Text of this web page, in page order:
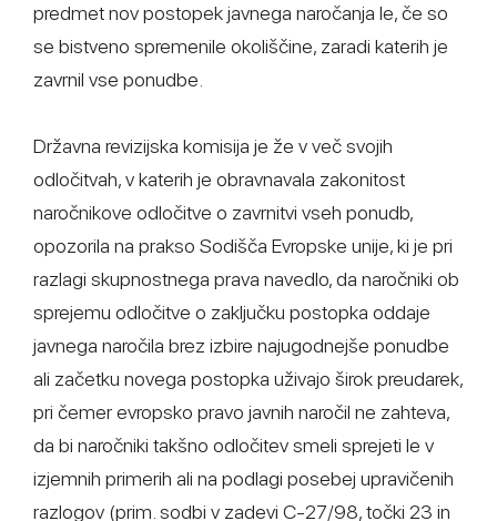
predmet nov postopek javnega naročanja le, če so
se bistveno spremenile okoliščine, zaradi katerih je
zavrnil vse ponudbe.
Državna revizijska komisija je že v več svojih
odločitvah, v katerih je obravnavala zakonitost
naročnikove odločitve o zavrnitvi vseh ponudb,
opozorila na prakso Sodišča Evropske unije, ki je pri
razlagi skupnostnega prava navedlo, da naročniki ob
sprejemu odločitve o zaključku postopka oddaje
javnega naročila brez izbire najugodnejše ponudbe
ali začetku novega postopka uživajo širok preudarek,
pri čemer evropsko pravo javnih naročil ne zahteva,
da bi naročniki takšno odločitev smeli sprejeti le v
izjemnih primerih ali na podlagi posebej upravičenih
razlogov (prim. sodbi v zadevi C-27/98, točki 23 in